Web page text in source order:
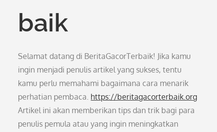
baik
Selamat datang di BeritaGacorTerbaik! Jika kamu
ingin menjadi penulis artikel yang sukses, tentu
kamu perlu memahami bagaimana cara menarik
perhatian pembaca. https://beritagacorterbaik.org
Artikel ini akan memberikan tips dan trik bagi para
penulis pemula atau yang ingin meningkatkan